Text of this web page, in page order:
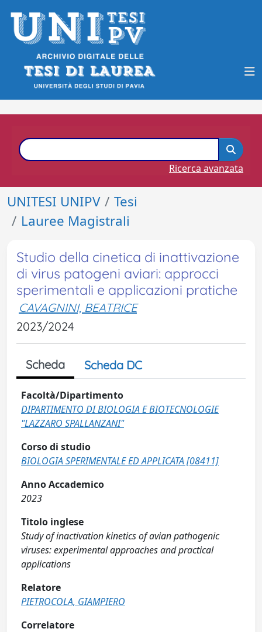
Ricerca avanzata
UNITESI UNIPV
Tesi
Lauree Magistrali
Studio della cinetica di inattivazione
di virus patogeni aviari: approcci
sperimentali e applicazioni pratiche
CAVAGNINI, BEATRICE
2023/2024
Scheda Scheda DC
Facoltà/Dipartimento
DIPARTIMENTO DI BIOLOGIA E BIOTECNOLOGIE
"LAZZARO SPALLANZANI"
Corso di studio
BIOLOGIA SPERIMENTALE ED APPLICATA [08411]
Anno Accademico
2023
Titolo inglese
Study of inactivation kinetics of avian pathogenic
viruses: experimental approaches and practical
applications
Relatore
PIETROCOLA, GIAMPIERO
Correlatore